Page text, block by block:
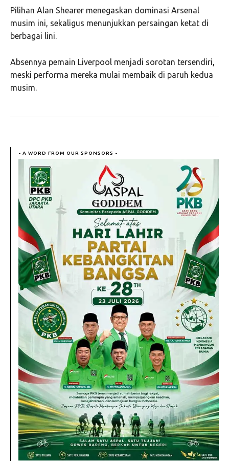
Pilihan Alan Shearer menegaskan dominasi Arsenal
musim ini, sekaligus menunjukkan persaingan ketat di
berbagai lini.
Absennya pemain Liverpool menjadi sorotan tersendiri,
meski performa mereka mulai membaik di paruh kedua
musim.
- A WORD FROM OUR SPONSORS -